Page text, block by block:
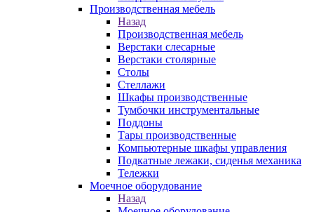
Производственная мебель
Назад
Производственная мебель
Верстаки слесарные
Верстаки столярные
Столы
Стеллажи
Шкафы производственные
Тумбочки инструментальные
Поддоны
Тары производственные
Компьютерные шкафы управления
Подкатные лежаки, сиденья механика
Тележки
Моечное оборудование
Назад